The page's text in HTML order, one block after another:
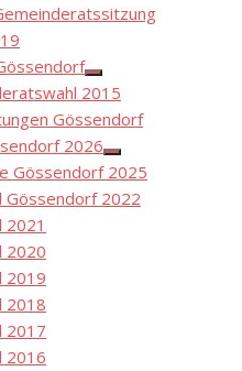
Show
sub
menu
2015
Gössendorf
2026
Show
sub
menu
Gössendorf 2025
Gössendorf 2022
2021
2020
2019
2018
2017
2016